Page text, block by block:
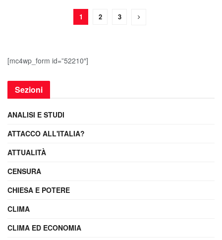
1 2 3
[mc4wp_form id=”52210″]
Sezioni
ANALISI E STUDI
ATTACCO ALL'ITALIA?
ATTUALITÀ
CENSURA
CHIESA E POTERE
CLIMA
CLIMA ED ECONOMIA